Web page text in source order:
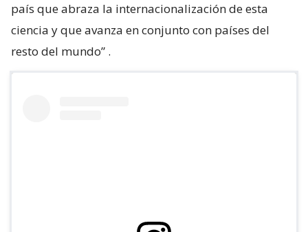
país que abraza la internacionalización de esta
ciencia y que avanza en conjunto con países del
resto del mundo” .